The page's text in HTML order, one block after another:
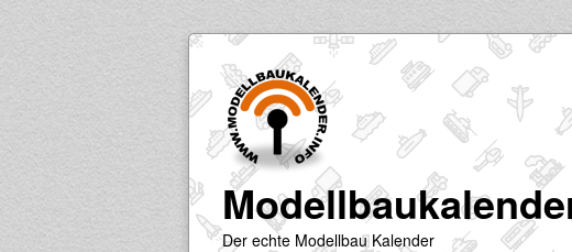
Der echte Modellbau Kalender